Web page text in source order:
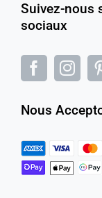
Suivez-nous
sociaux
Nous